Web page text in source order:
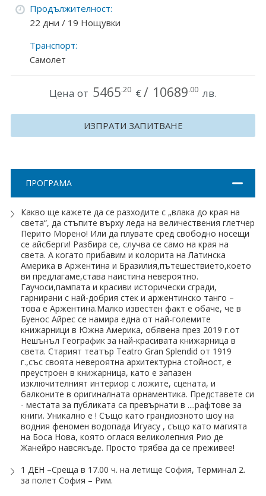
Албания
Хърватия
Унгария
Испания
Франция
Швеция
ПРАЗНИЦИ
Празници в България
Предколедни
Нова година
Великден 2026
ЕКЗОТИКА
Екзотични почивки
КРУИЗИ
Продължителност:
22 дни / 19 Нощувки
Транспорт:
Самолет
Цена от 5465.20 €/ 10689.00 лв.
ИЗПРАТИ ЗАПИТВАНЕ
ПРОГРАМА
Какво ще кажете да се разходите с „влака до края на
света“, да стъпите върху леда на величествения глетчер
Перито Морено! Или да плувате сред свободно носещи
се айсберги! Разбира се, случва се само на края на
света. А когато прибавим и колорита на Латинска
Америка в Аржентина и Бразилия,пътешествието,което
ви предлагаме,става наистина невероятно.
Гаучоси,пампата и красиви исторически сгради,
гарнирани с най-добрия стек и аржентинско танго –
това е Аржентина.Малко известен факт е обаче, че в
Буенос Айрес се намира една от най-големите
книжарници в Южна Америка, обявена през 2019 г.от
Нешънъл Географик за най-красивата книжарница в
света. Старият театър Teatro Gran Splendid от 1919
г.,със своята невероятна архитектурна стойност, е
преустроен в книжарница, като е запазен
изключителният интериор с ложите, сцената, и
балконите в оригиналната орнаментика. Представете си
- местата за публиката са превърнати в ....рафтове за
книги. Уникално е ! Също като грандиозното шоу на
водния феномен водопада Игуасу , също като магията
на Боса Нова, която оглася великолепния Рио де
Жанейро навсякъде. Просто трябва да се преживее!
1 ДЕН –Среща в 17.00 ч. на летище София, Терминал 2.
за полет София – Рим.